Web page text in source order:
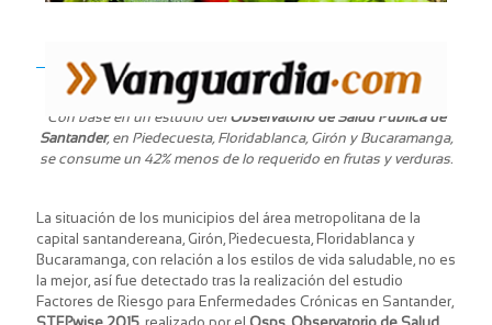
Con base en un estudio del Observatorio de Salud Pública de
Santander, en Piedecuesta, Floridablanca, Girón y Bucaramanga,
se consume un 42% menos de lo requerido en frutas y verduras.
La situación de los municipios del área metropolitana de la
capital santandereana, Girón, Piedecuesta, Floridablanca y
Bucaramanga, con relación a los estilos de vida saludable, no es
la mejor, así fue detectado tras la realización del estudio
Factores de Riesgo para Enfermedades Crónicas en Santander,